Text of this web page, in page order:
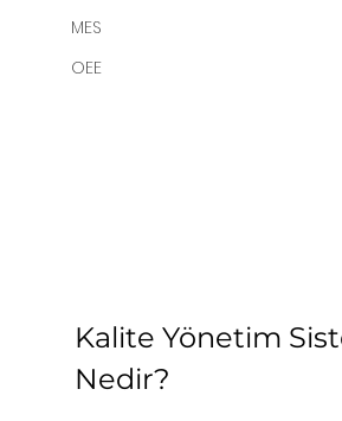
MES
OEE
Kalite Yönetim
Nedir?